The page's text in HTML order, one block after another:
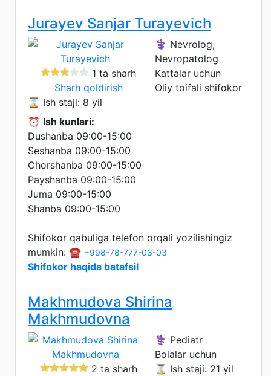
Jurayev Sanjar Turayevich
1 ta sharh
Sharh qoldirish
⚕️ Nevrolog,
Nevropatolog
Kattalar uchun
Oliy toifali shifokor
⌛ Ish staji: 8 yil
⏰ Ish kunlari:
Dushanba 09:00-15:00
Seshanba 09:00-15:00
Chorshanba 09:00-15:00
Payshanba 09:00-15:00
Juma 09:00-15:00
Shanba 09:00-15:00
Shifokor qabuliga telefon orqali yozilishingiz
mumkin: ☎️ +998-78-777-03-03
Shifokor haqida batafsil
Makhmudova Shirina
Makhmudovna
2 ta sharh
⚕️ Pediatr
Bolalar uchun
⌛ Ish staji: 21 yil